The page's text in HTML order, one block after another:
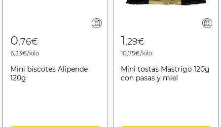
0,76€
6,33€/kilo
Mini biscotes Alipende
120g
1,29€
10,75€/kilo
Mini tostas Mastrigo 120g
con pasas y miel